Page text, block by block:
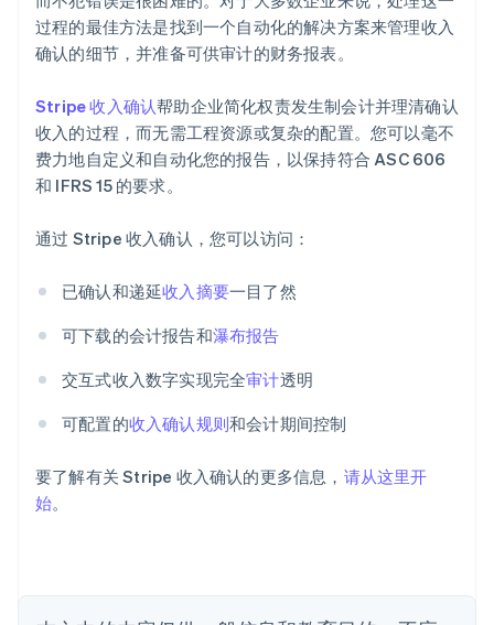
过程的最佳方法是找到一个自动化的解决方案来管理收入
确认的细节，并准备可供审计的财务报表。
Stripe 收入确认帮助企业简化权责发生制会计并理清确认
收入的过程，而无需工程资源或复杂的配置。您可以毫不
费力地自定义和自动化您的报告，以保持符合 ASC 606
和 IFRS 15 的要求。
通过 Stripe 收入确认，您可以访问：
已确认和递延收入摘要一目了然
可下载的会计报告和瀑布报告
交互式收入数字实现完全审计透明
可配置的收入确认规则和会计期间控制
要了解有关 Stripe 收入确认的更多信息， 请从这里开
始。
阿联酋
爱尔兰
爱沙尼亚
奥地利
澳大利亚
巴西
波兰